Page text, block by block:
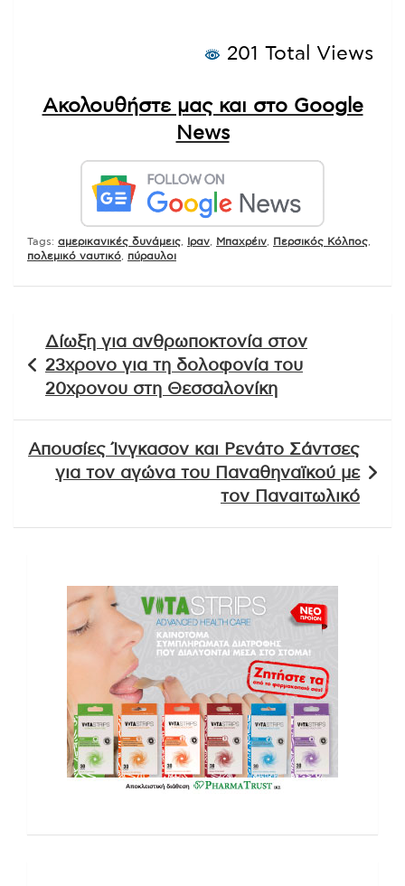
201 Total Views
Ακολουθήστε μας και στο Google
News
Tags: αμερικανικές δυνάμεις Ιραν Μπαχρέιν Περσικός Κόλπος
πολεμικό ναυτικό
πύραυλοι
άρθρων
Δίωξη για ανθρωποκτονία στον
23χρονο για τη δολοφονία του
20χρονου στη Θεσσαλονίκη
Απουσίες Ίνγκασον και Ρενάτο Σάντσες
για τον αγώνα του Παναθηναϊκού με
τον Παναιτωλικό